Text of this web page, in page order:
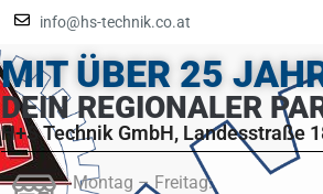
info@hs-technik.co.at
MIT ÜBER 25
DEIN REGIONALER
H+S Technik GmbH, Landesstraße
Montag – Freitag: